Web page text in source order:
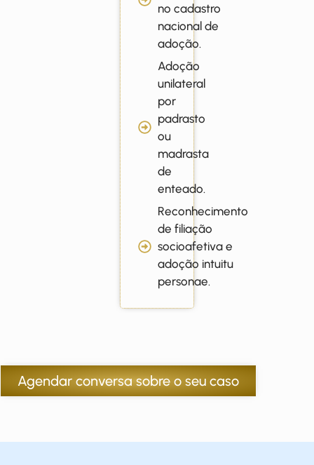
no cadastro
nacional de
adoção.
Adoção
unilateral
por
padrasto
ou
madrasta
de
enteado.
Reconhecimento
de filiação
socioafetiva e
adoção intuitu
personae.
Agendar conversa sobre o seu caso